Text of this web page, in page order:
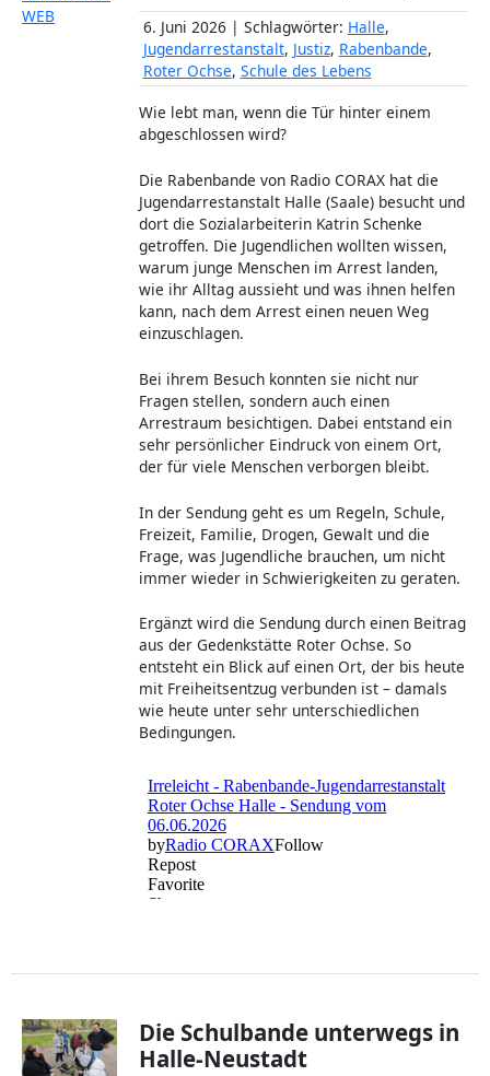
6. Juni 2026 | Schlagwörter: Halle,
Jugendarrestanstalt, Justiz, Rabenbande,
Roter Ochse, Schule des Lebens
Wie lebt man, wenn die Tür hinter einem
abgeschlossen wird?
Die Rabenbande von Radio CORAX hat die
Jugendarrestanstalt Halle (Saale) besucht und
dort die Sozialarbeiterin Katrin Schenke
getroffen. Die Jugendlichen wollten wissen,
warum junge Menschen im Arrest landen,
wie ihr Alltag aussieht und was ihnen helfen
kann, nach dem Arrest einen neuen Weg
einzuschlagen.
Bei ihrem Besuch konnten sie nicht nur
Fragen stellen, sondern auch einen
Arrestraum besichtigen. Dabei entstand ein
sehr persönlicher Eindruck von einem Ort,
der für viele Menschen verborgen bleibt.
In der Sendung geht es um Regeln, Schule,
Freizeit, Familie, Drogen, Gewalt und die
Frage, was Jugendliche brauchen, um nicht
immer wieder in Schwierigkeiten zu geraten.
Ergänzt wird die Sendung durch einen Beitrag
aus der Gedenkstätte Roter Ochse. So
entsteht ein Blick auf einen Ort, der bis heute
mit Freiheitsentzug verbunden ist – damals
wie heute unter sehr unterschiedlichen
Bedingungen.
Die Schulbande unterwegs in
Halle-Neustadt